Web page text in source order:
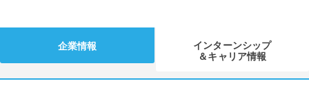
企業情報
インターンシップ
＆キャリア情報